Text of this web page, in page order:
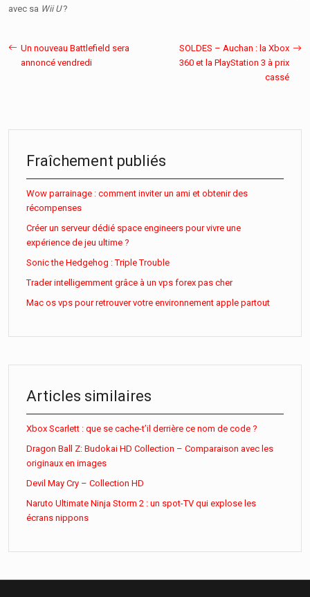
avec sa Wii U?
Un nouveau Battlefield sera
annoncé vendredi
SOLDES – Auchan : la Xbox
360 et la PlayStation 3 à prix
cassé
Fraîchement publiés
Wow parrainage : comment inviter un ami et obtenir des
récompenses
Créer un serveur dédié space engineers pour vivre une
expérience de jeu ultime ?
Sonic the Hedgehog : Triple Trouble
Trader intelligemment grâce à un vps forex pas cher
Mac os vps pour retrouver votre environnement apple partout
Articles similaires
Xbox Scarlett : que se cache-t’il derrière ce nom de code ?
Dragon Ball Z: Budokai HD Collection – Comparaison avec les
originaux en images
Devil May Cry – Collection HD
Naruto Ultimate Ninja Storm 2 : un spot-TV qui explose les
écrans nippons